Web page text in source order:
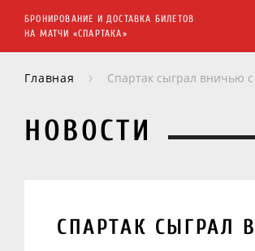
БРОНИРОВАНИЕ И ДОСТАВКА БИЛЕТОВ
НА МАТЧИ «СПАРТАКА»
Главная Спартак сыграл вничью
НОВОСТИ
СПАРТАК СЫГРАЛ